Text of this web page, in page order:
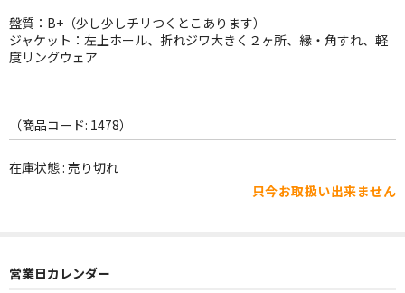
ROCK
WORLD
その他
Webのみ no.1
盤質：B+（少し少しチリつくとこあります）
ジャケット：左上ホール、折れジワ大きく２ヶ所、縁・角すれ、軽
度リングウェア
（商品コード: 1478）
在庫状態 : 売り切れ
只今お取扱い出来ません
営業日カレンダー